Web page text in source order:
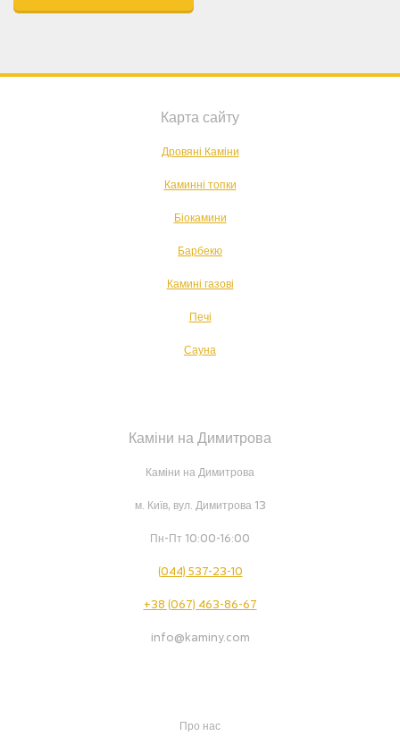
Карта сайту
Дровяні Каміни
Каминні топки
Біокамини
Барбекю
Камині газові
Печі
Сауна
Каміни на Димитрова
Каміни на Димитрова
м. Київ, вул. Димитрова 13
Пн-Пт 10:00-16:00
(044) 537-23-10
+38 (067) 463-86-67
info@kaminy.com
Про нас